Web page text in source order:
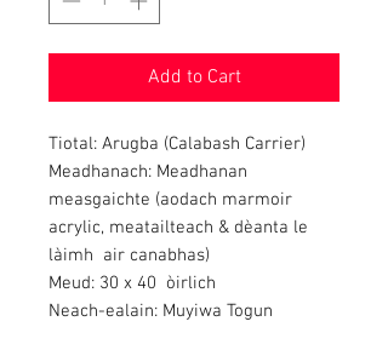
Add to Cart
Tiotal: Arugba (Calabash Carrier)
Meadhanach: Meadhanan
measgaichte (aodach marmoir
acrylic, meatailteach & dèanta le
làimh air canabhas)
Meud: 30 x 40 òirlich
Neach-ealain: Muyiwa Togun